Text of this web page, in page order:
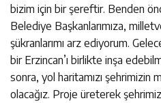
bizim için bir şereftir. Benden
Belediye Başkanlarımıza,
şükranlarımı arz ediyorum.
bir Erzincan’ı birlikte inşa
sonra, yol haritamızı şehrimizin
olacağız. Proje üreterek